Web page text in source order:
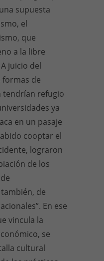
supuesta
el
que
a la libre
juicio del
de
tendrían refugio
ya
en un pasaje
cooptar el
lograron
de los
de
En ese
vincula la
se
cultural